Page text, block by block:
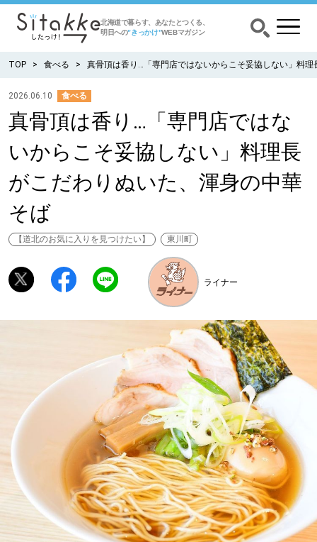
北海道で暮らす、あなたとつくる、
明日への”きっかけ”WEBマガジン
CATEGORY カテゴリー
食べる
出かける
暮らす
みがく
ゆるむ
SitakkeTV
LOCAL ローカルエリア
all
TOP 食べる 真骨頂は香り…「専門店ではないからこそ妥協しない」料
2026.06.10 食べる
真骨頂は香り…「専門店ではな
いからこそ妥協しない」料理長
がこだわりぬいた、渾身の中華
そば
【道北のお気に入りを見つけたい】 東川町
ライナー